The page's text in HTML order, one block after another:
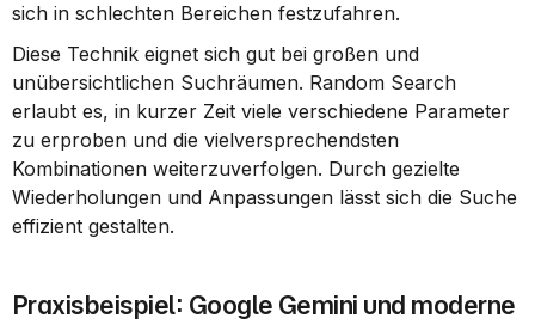
sich in schlechten Bereichen festzufahren.
Diese Technik eignet sich gut bei großen und
unübersichtlichen Suchräumen. Random Search
erlaubt es, in kurzer Zeit viele verschiedene Parameter
zu erproben und die vielversprechendsten
Kombinationen weiterzuverfolgen. Durch gezielte
Wiederholungen und Anpassungen lässt sich die Suche
effizient gestalten.
Praxisbeispiel: Google Gemini und moderne